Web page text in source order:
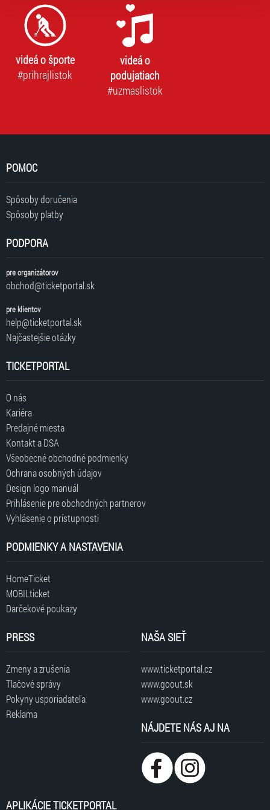
„Cookies a jejich nastavení“.
videá o športe
#prihrajlistok
videá o
podujatiach
#uzmaslistok
POMOC
Spôsoby doručenia
Spôsoby platby
PODPORA
pre organizátorov
obchod@ticketportal.sk
pre klientov
help@ticketportal.sk
Najčastejšie otázky
TICKETPORTAL
O nás
Kariéra
Predajné miesta
Kontakt a DSA
Všeobecné obchodné podmienky
Ochrana osobných údajov
Design logo manuál
Prihlásenie pre obchodných partnerov
Vyhlásenie o prístupnosti
PODMIENKY A NASTAVENIA
HomeTicket
MOBILticket
Darčekové poukazy
PRESS
Zmeny a zrušenia
Tlačové správy
Pokyny usporiadateľa
Reklama
NAŠA SIEŤ
www.ticketportal.cz
www.goout.sk
www.goout.cz
NÁJDETE NÁS AJ NA
APLIKÁCIE TICKETPORTAL